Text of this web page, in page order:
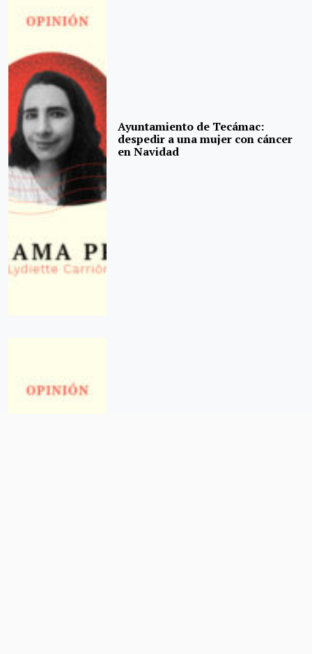
Ayuntamiento de Tecámac:
despedir a una mujer con cáncer
en Navidad